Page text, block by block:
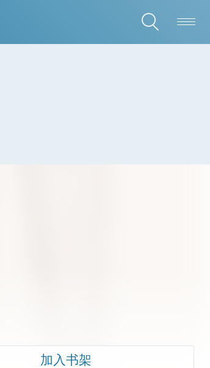
加入书架